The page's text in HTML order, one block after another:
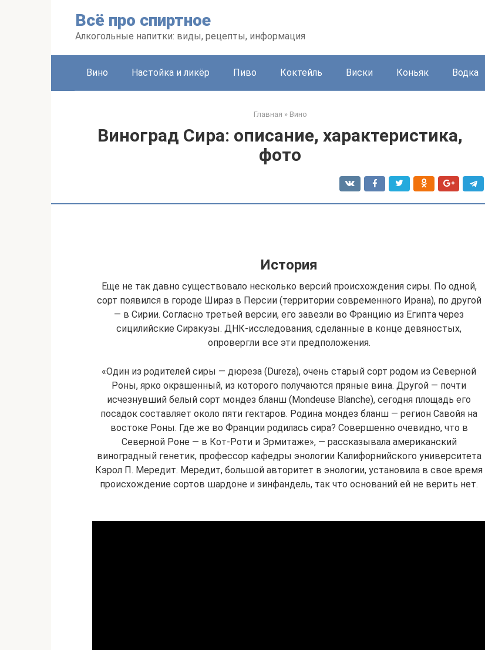
Всё про спиртное
Алкогольные напитки: виды, рецепты, информация
Вино Настойка и ликёр Пиво Коктейль Виски Коньяк Водка
Главная » Вино
Виноград Сира: описание, характеристика,
фото
История
Еще не так давно существовало несколько версий происхождения сиры. По одной,
сорт появился в городе Шираз в Персии (территории современного Ирана), по другой
— в Сирии. Согласно третьей версии, его завезли во Францию из Египта через
сицилийские Сиракузы. ДНК-исследования, сделанные в конце девяностых,
опровергли все эти предположения.
«Один из родителей сиры — дюреза (Dureza), очень старый сорт родом из Северной
Роны, ярко окрашенный, из которого получаются пряные вина. Другой — почти
исчезнувший белый сорт мондез бланш (Mondeuse Blanche), сегодня площадь его
посадок составляет около пяти гектаров. Родина мондез бланш — регион Савойя на
востоке Роны. Где же во Франции родилась сира? Совершенно очевидно, что в
Северной Роне — в Кот-Роти и Эрмитаже», — рассказывала американский
виноградный генетик, профессор кафедры энологии Калифорнийского университета
Кэрол П. Мередит. Мередит, большой авторитет в энологии, установила в свое время
происхождение сортов шардоне и зинфандель, так что оснований ей не верить нет.